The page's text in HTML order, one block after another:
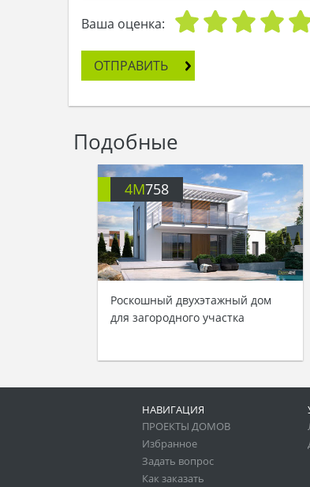
Ваша оценка:
ОТПРАВИТЬ
Подобные
4M758
Роскошный двухэтажный дом
для загородного участка
НАВИГАЦИЯ
ПРОЕКТЫ ДОМОВ
Избранное
Задать вопрос
Как заказать